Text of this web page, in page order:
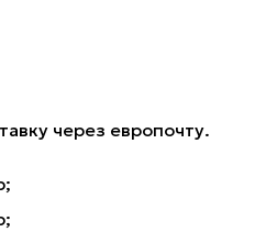
через европочту.